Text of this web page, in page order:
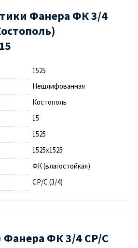
Фанера ФК 3/4
1525
Нешлифованная
Костополь
15
1525
1525х1525
ФК (влагостойкая)
СР/С (3/4)
Фанера ФК 3/4 СР/С